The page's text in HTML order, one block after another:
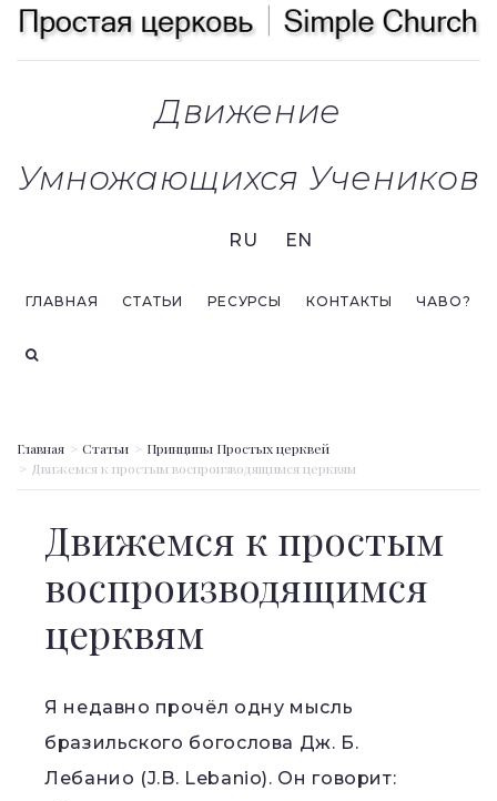
Движение
Умножающихся Учеников
RU EN
ГЛАВНАЯ СТАТЬИ РЕСУРСЫ КОНТАКТЫ ЧАВО?
Главная Статьи
Принципы Простых церквей
Движемся к простым воспроизводящимся церквям
Движемся к простым
воспроизводящимся
церквям
Я недавно прочёл одну мысль
бразильского богослова Дж. Б.
Лебанио (J.B. Lebanio). Он говорит: